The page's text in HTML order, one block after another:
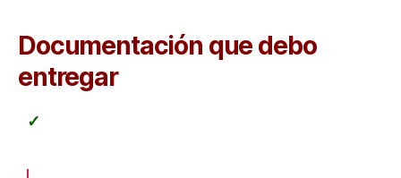
Documentación que debo
entregar